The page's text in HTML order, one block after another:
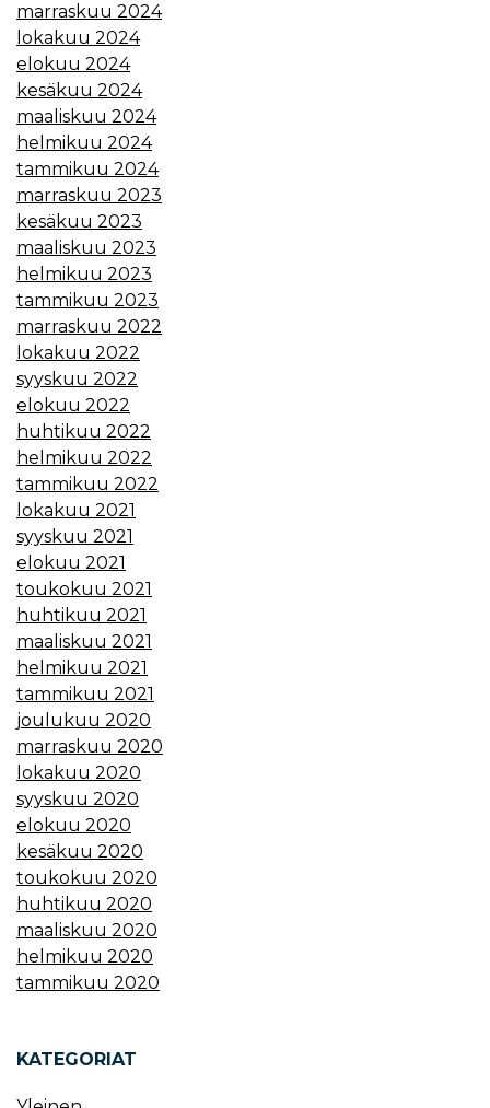
marraskuu 2024
lokakuu 2024
elokuu 2024
kesäkuu 2024
maaliskuu 2024
helmikuu 2024
tammikuu 2024
marraskuu 2023
kesäkuu 2023
maaliskuu 2023
helmikuu 2023
tammikuu 2023
marraskuu 2022
lokakuu 2022
syyskuu 2022
elokuu 2022
huhtikuu 2022
helmikuu 2022
tammikuu 2022
lokakuu 2021
syyskuu 2021
elokuu 2021
toukokuu 2021
huhtikuu 2021
maaliskuu 2021
helmikuu 2021
tammikuu 2021
joulukuu 2020
marraskuu 2020
lokakuu 2020
syyskuu 2020
elokuu 2020
kesäkuu 2020
toukokuu 2020
huhtikuu 2020
maaliskuu 2020
helmikuu 2020
tammikuu 2020
KATEGORIAT